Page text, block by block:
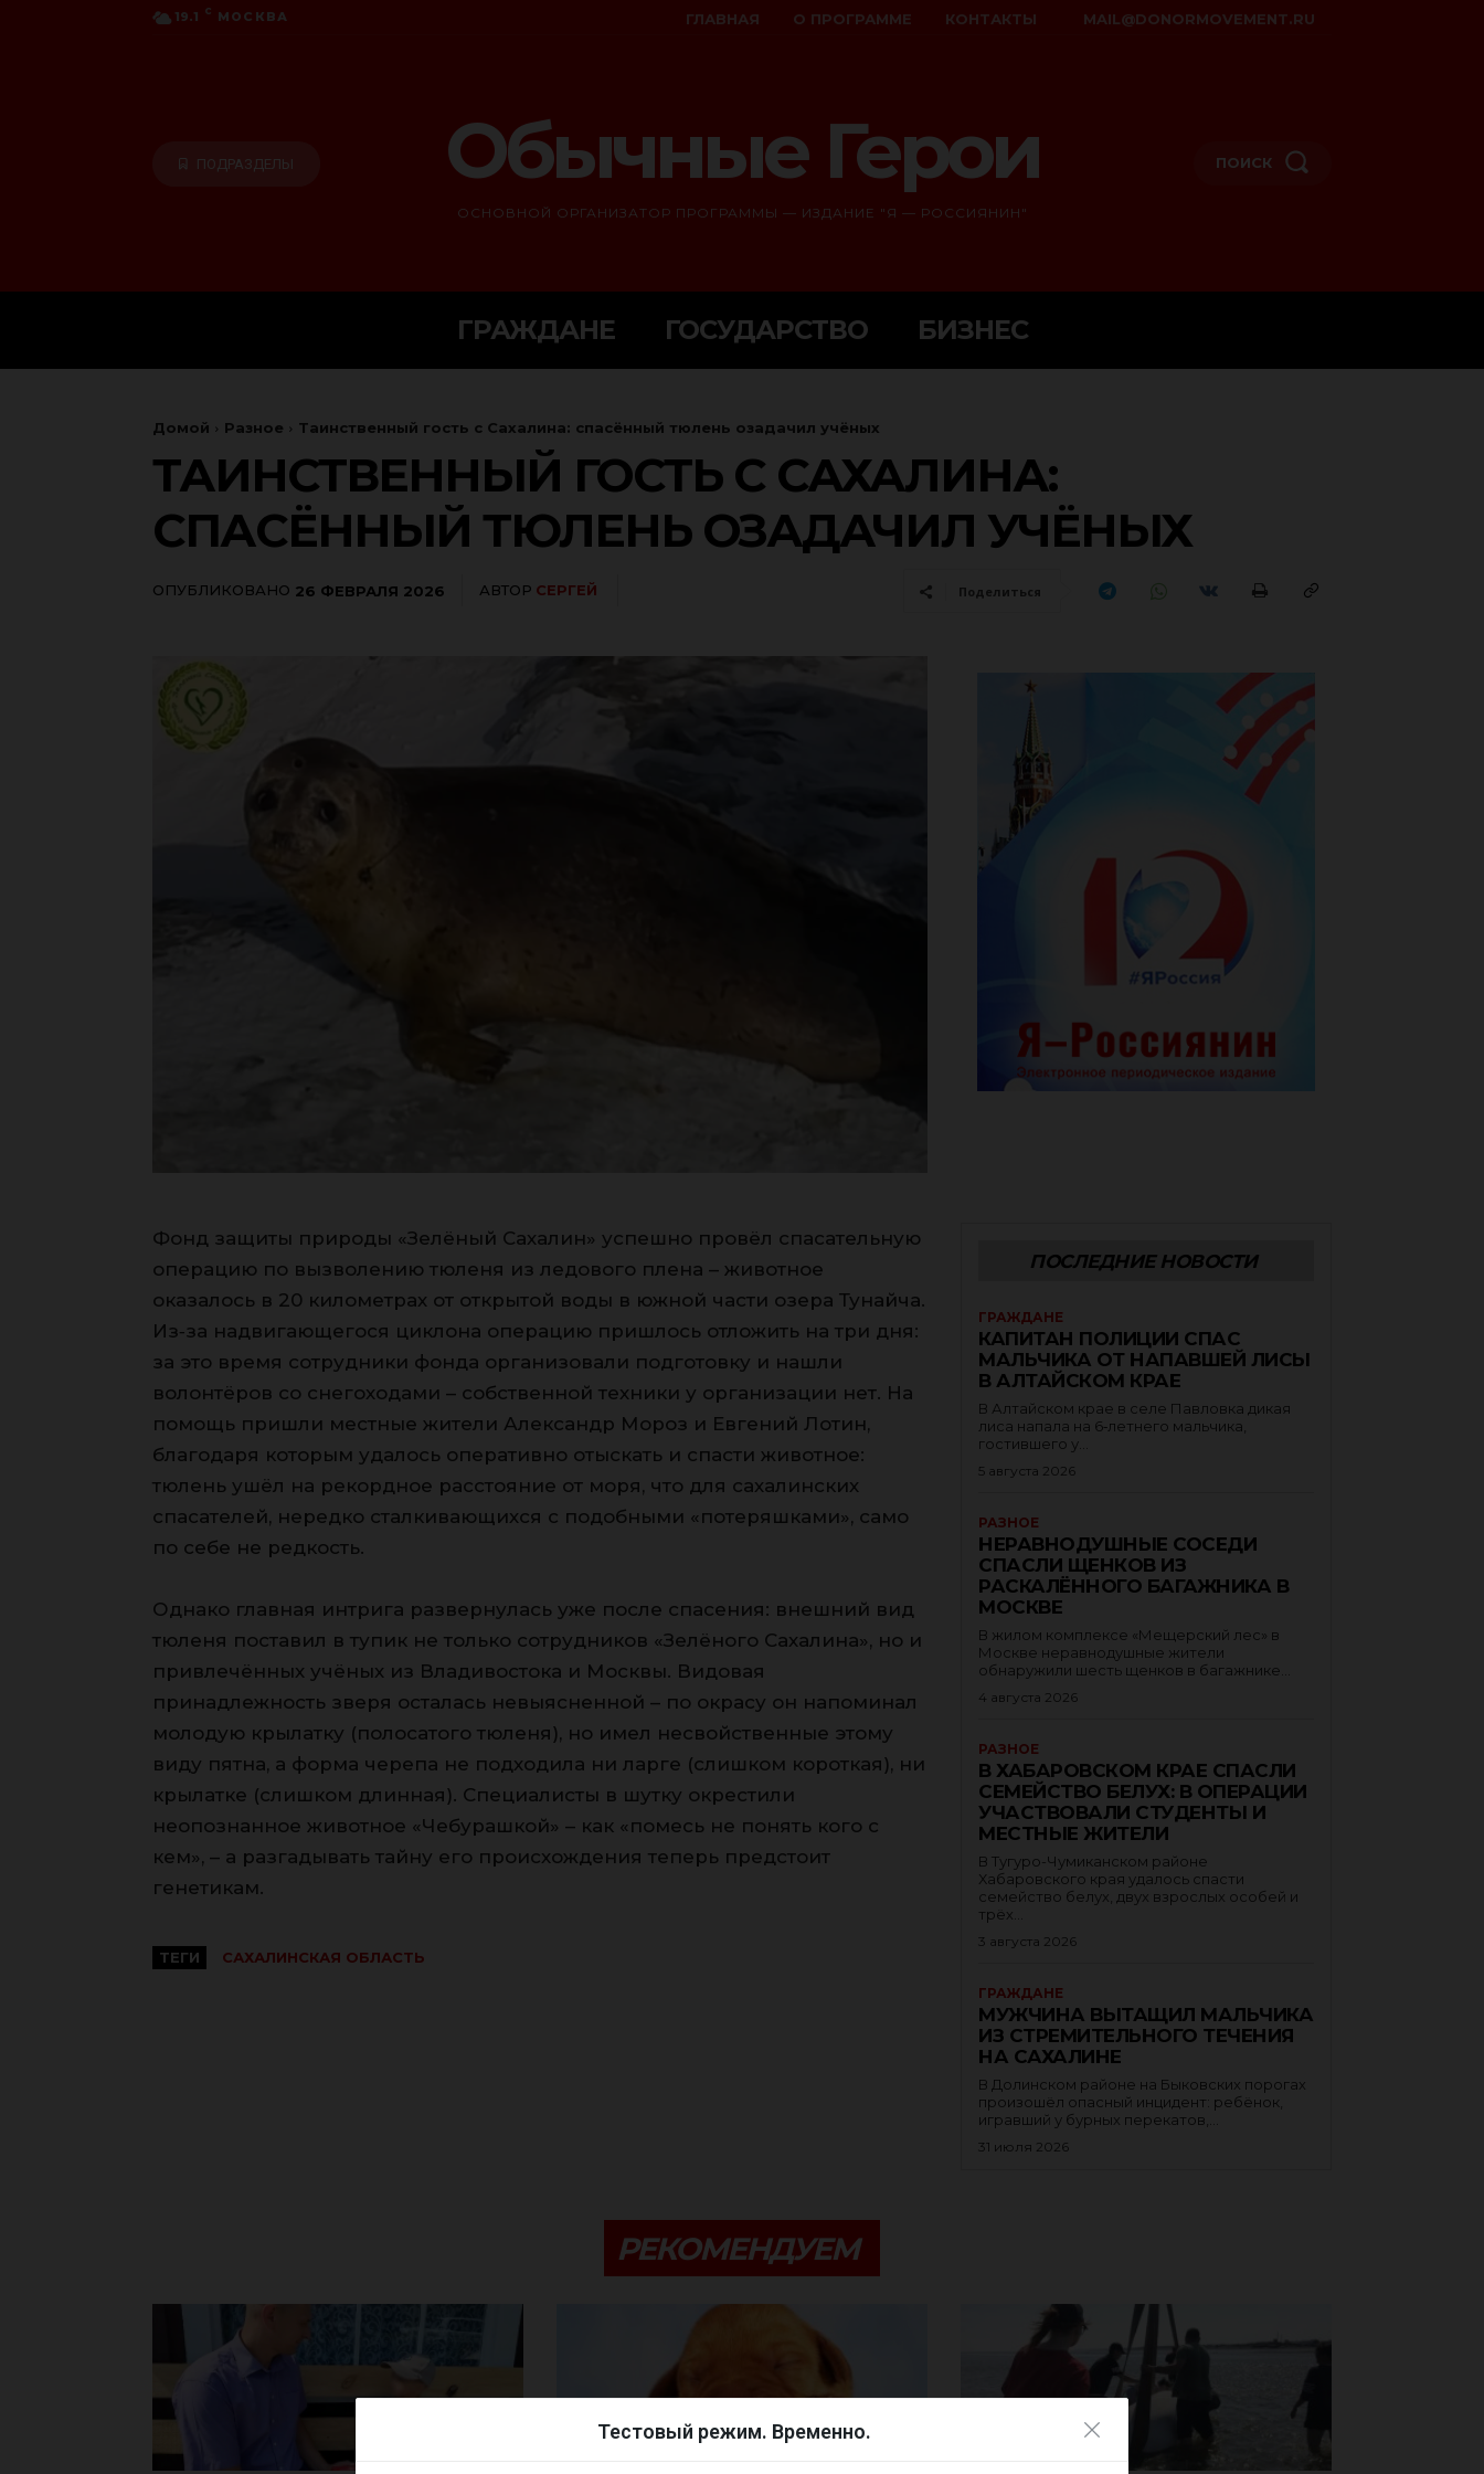
Тестовый режим. Временно.
19.1 C МОСКВА ГЛАВНАЯ О ПРОГРАММЕ КОНТАКТЫ MAIL@DONORMOVEMENT.RU
ПОДРАЗДЕЛЫ Обычные Герои
ОСНОВНОЙ ОРГАНИЗАТОР ПРОГРАММЫ — ИЗДАНИЕ "Я — РОССИЯНИН"
ПОИСК
ГРАЖДАНЕ ГОСУДАРСТВО БИЗНЕС
Домой Разное Таинственный гость с Сахалина: спасённый тюлень озадачил учёных
ТАИНСТВЕННЫЙ ГОСТЬ С САХАЛИНА:
СПАСЁННЫЙ ТЮЛЕНЬ ОЗАДАЧИЛ УЧЁНЫХ
ОПУБЛИКОВАНО 26 ФЕВРАЛЯ 2026 АВТОР СЕРГЕЙ Поделиться
Фонд защиты природы «Зелёный Сахалин» успешно провёл спасательную
операцию по вызволению тюленя из ледового плена – животное
оказалось в 20 километрах от открытой воды в южной части озера Тунайча.
Из‑за надвигающегося циклона операцию пришлось отложить на три дня:
за это время сотрудники фонда организовали подготовку и нашли
волонтёров со снегоходами – собственной техники у организации нет. На
помощь пришли местные жители Александр Мороз и Евгений Лотин,
благодаря которым удалось оперативно отыскать и спасти животное:
тюлень ушёл на рекордное расстояние от моря, что для сахалинских
спасателей, нередко сталкивающихся с подобными «потеряшками», само
по себе не редкость.
Однако главная интрига развернулась уже после спасения: внешний вид
тюленя поставил в тупик не только сотрудников «Зелёного Сахалина», но и
привлечённых учёных из Владивостока и Москвы. Видовая
принадлежность зверя осталась невыясненной – по окрасу он напоминал
молодую крылатку (полосатого тюленя), но имел несвойственные этому
виду пятна, а форма черепа не подходила ни ларге (слишком короткая), ни
крылатке (слишком длинная). Специалисты в шутку окрестили
неопознанное животное «Чебурашкой» – как «помесь не понять кого с
кем», – а разгадывать тайну его происхождения теперь предстоит
генетикам.
ТЕГИ САХАЛИНСКАЯ ОБЛАСТЬ
ПОСЛЕДНИЕ НОВОСТИ
ГРАЖДАНЕ
КАПИТАН ПОЛИЦИИ СПАС
МАЛЬЧИКА ОТ НАПАВШЕЙ ЛИСЫ
В АЛТАЙСКОМ КРАЕ
В Алтайском крае в селе Павловка дикая
лиса напала на 6‑летнего мальчика,
гостившего у...
5 августа 2026
РАЗНОЕ
НЕРАВНОДУШНЫЕ СОСЕДИ
СПАСЛИ ЩЕНКОВ ИЗ
РАСКАЛЁННОГО БАГАЖНИКА В
МОСКВЕ
В жилом комплексе «Мещерский лес» в
Москве неравнодушные жители
обнаружили шесть щенков в багажнике...
4 августа 2026
РАЗНОЕ
В ХАБАРОВСКОМ КРАЕ СПАСЛИ
СЕМЕЙСТВО БЕЛУХ: В ОПЕРАЦИИ
УЧАСТВОВАЛИ СТУДЕНТЫ И
МЕСТНЫЕ ЖИТЕЛИ
В Тугуро-Чумиканском районе
Хабаровского края удалось спасти
семейство белух, двух взрослых особей и
трёх...
3 августа 2026
ГРАЖДАНЕ
МУЖЧИНА ВЫТАЩИЛ МАЛЬЧИКА
ИЗ СТРЕМИТЕЛЬНОГО ТЕЧЕНИЯ
НА САХАЛИНЕ
В Долинском районе на Быковских порогах
произошёл опасный инцидент: ребёнок,
игравший у бурных перекатов,...
31 июля 2026
РЕКОМЕНДУЕМ